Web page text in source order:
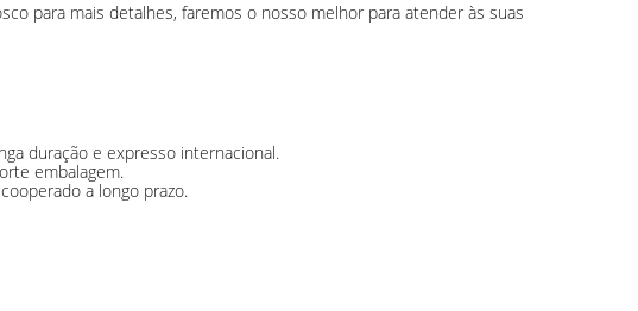
para mais detalhes, faremos o nosso melhor para atender às suas
duração e expresso internacional.
embalagem.
a longo prazo.